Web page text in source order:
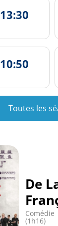
13:30
10:50
Toutes les
De
Comédie
(1h16)